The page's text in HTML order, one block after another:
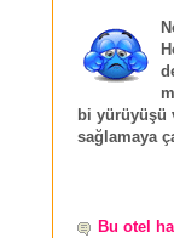
bi yürüyüşü
sağlamaya
Bu otel